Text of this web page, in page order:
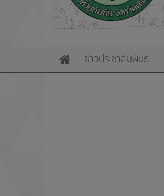
ข่าวประชาสัมพันธ์